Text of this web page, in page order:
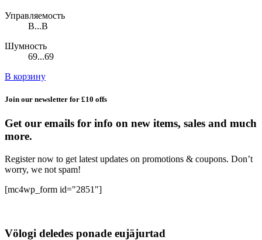
Управляемость
B...B
Шумность
69...69
В корзину
Join our newsletter for £10 offs
Get our emails for info on new items, sales and much
more.
Register now to get latest updates on promotions & coupons. Don’t
worry, we not spam!
[mc4wp_form id="2851"]
Völogi deledes ponade eujäjurtad